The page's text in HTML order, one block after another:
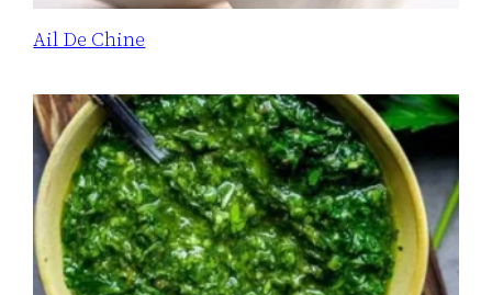
Ail De Chine